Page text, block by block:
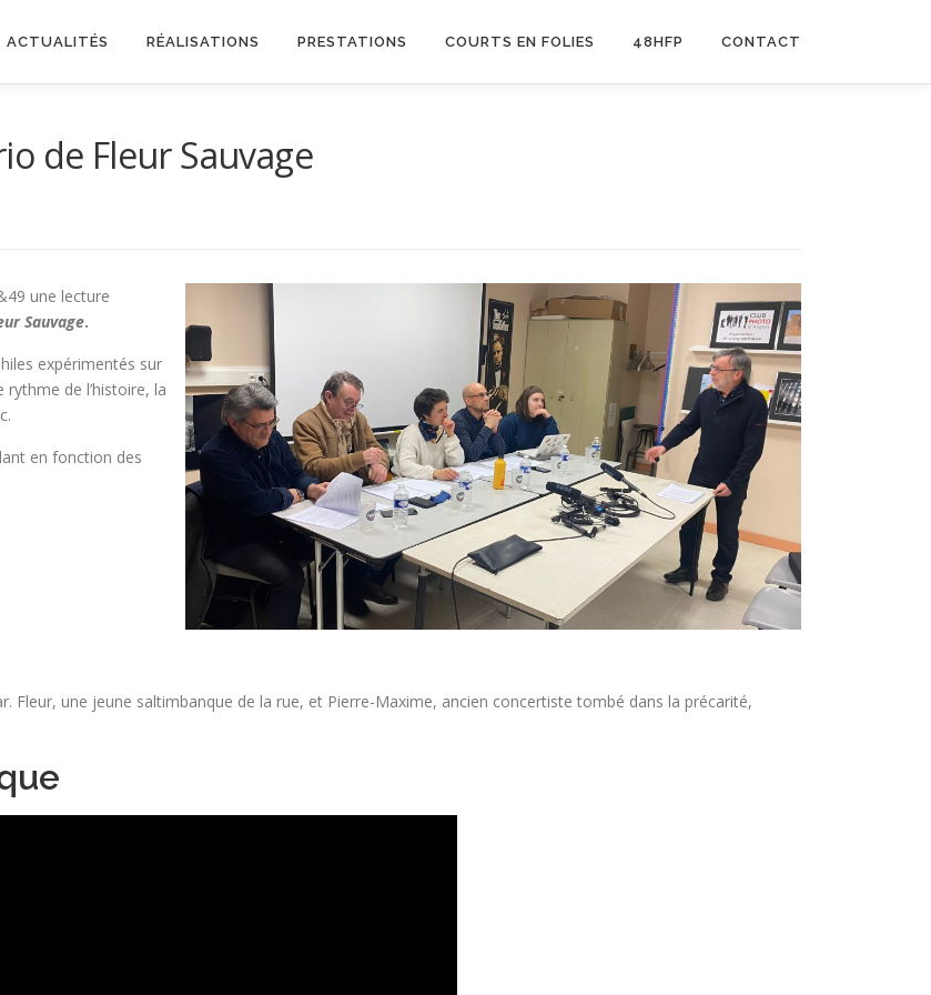
ACTUALITÉS RÉALISATIONS PRESTATIONS COURTS EN FOLIES 48HFP CONTACT
de Fleur Sauvage
une lecture
Sauvage.
expérimentés sur
de l’histoire, la
en fonction des
Fleur, une jeune saltimbanque de la rue, et Pierre-Maxime, ancien concertiste tombé dans la précarité,